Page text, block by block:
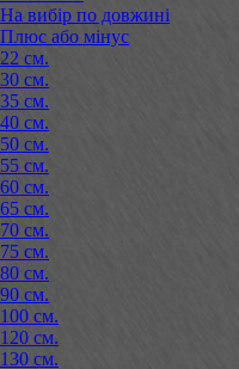
На вибір по довжині
Плюс або мінус
22 см.
30 см.
35 см.
40 см.
50 см.
55 см.
60 см.
65 см.
70 см.
75 см.
80 см.
90 см.
100 см.
120 см.
130 см.